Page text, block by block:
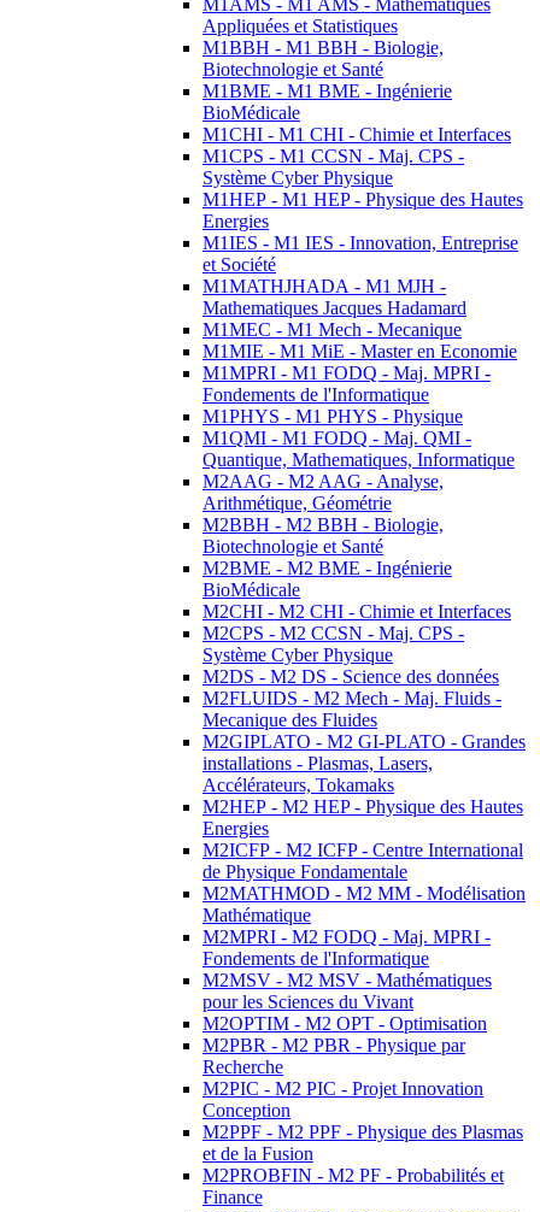
M1AMS - M1 AMS - Mathématiques
Appliquées et Statistiques
M1BBH - M1 BBH - Biologie,
Biotechnologie et Santé
M1BME - M1 BME - Ingénierie
BioMédicale
M1CHI - M1 CHI - Chimie et Interfaces
M1CPS - M1 CCSN - Maj. CPS -
Système Cyber Physique
M1HEP - M1 HEP - Physique des Hautes
Energies
M1IES - M1 IES - Innovation, Entreprise
et Société
M1MATHJHADA - M1 MJH -
Mathematiques Jacques Hadamard
M1MEC - M1 Mech - Mecanique
M1MIE - M1 MiE - Master en Economie
M1MPRI - M1 FODQ - Maj. MPRI -
Fondements de l'Informatique
M1PHYS - M1 PHYS - Physique
M1QMI - M1 FODQ - Maj. QMI -
Quantique, Mathematiques, Informatique
M2AAG - M2 AAG - Analyse,
Arithmétique, Géométrie
M2BBH - M2 BBH - Biologie,
Biotechnologie et Santé
M2BME - M2 BME - Ingénierie
BioMédicale
M2CHI - M2 CHI - Chimie et Interfaces
M2CPS - M2 CCSN - Maj. CPS -
Système Cyber Physique
M2DS - M2 DS - Science des données
M2FLUIDS - M2 Mech - Maj. Fluids -
Mecanique des Fluides
M2GIPLATO - M2 GI-PLATO - Grandes
installations - Plasmas, Lasers,
Accélérateurs, Tokamaks
M2HEP - M2 HEP - Physique des Hautes
Energies
M2ICFP - M2 ICFP - Centre International
de Physique Fondamentale
M2MATHMOD - M2 MM - Modélisation
Mathématique
M2MPRI - M2 FODQ - Maj. MPRI -
Fondements de l'Informatique
M2MSV - M2 MSV - Mathématiques
pour les Sciences du Vivant
M2OPTIM - M2 OPT - Optimisation
M2PBR - M2 PBR - Physique par
Recherche
M2PIC - M2 PIC - Projet Innovation
Conception
M2PPF - M2 PPF - Physique des Plasmas
et de la Fusion
M2PROBFIN - M2 PF - Probabilités et
Finance